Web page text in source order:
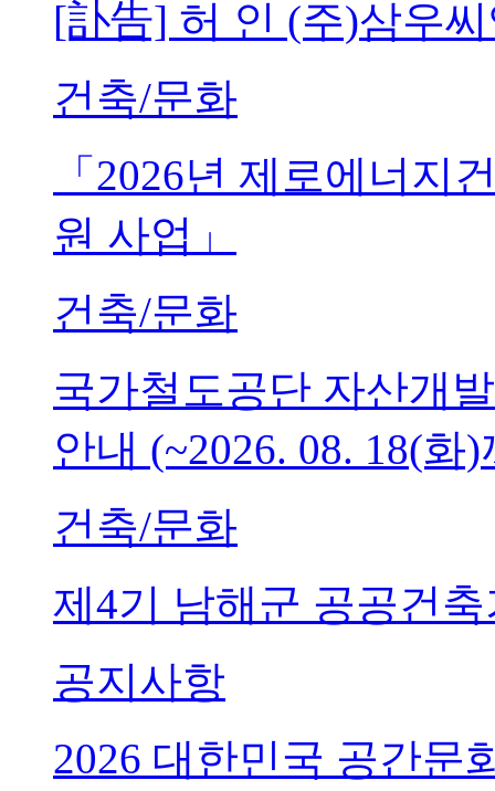
[訃告] 허 인 (주)삼우
건축/문화
「2026년 제로에너지
원 사업」
건축/문화
국가철도공단 자산개
안내 (~2026. 08. 18(화
건축/문화
제4기 남해군 공공건
공지사항
2026 대한민국 공간문